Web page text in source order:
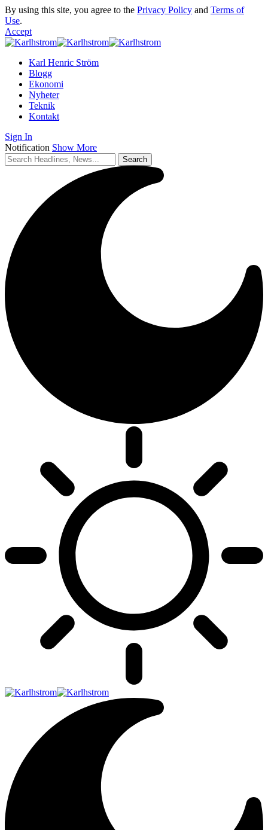
By using this site, you agree to the Privacy Policy and Terms of
Use.
Accept
Karl Henric Ström
Blogg
Ekonomi
Nyheter
Teknik
Kontakt
Sign In
Notification Show More